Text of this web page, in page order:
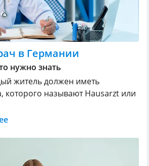
в Германии
нужно знать
житель должен иметь
которого называют Hausarzt или